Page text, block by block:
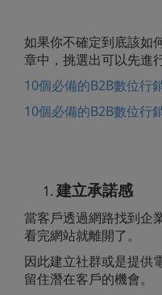
如果你不確定到底該如
章中，挑選出可以先進
10個必備的B2B數位行
10個必備的B2B數位行
建立承諾感
當客戶透過網路找到企
看完網站就離開了。
因此建立社群或是提供
留住潛在客戶的機會。